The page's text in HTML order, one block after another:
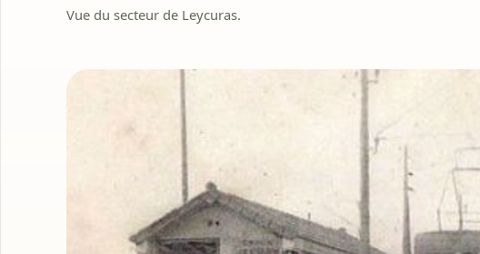
Vue du secteur de Leycuras.